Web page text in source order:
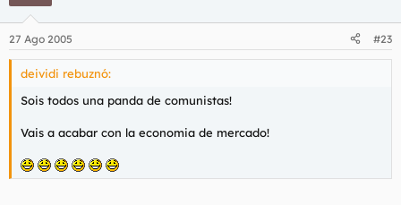
27 Ago 2005 #23
deividi rebuznó:
Sois todos una panda de comunistas!
Vais a acabar con la economia de mercado!